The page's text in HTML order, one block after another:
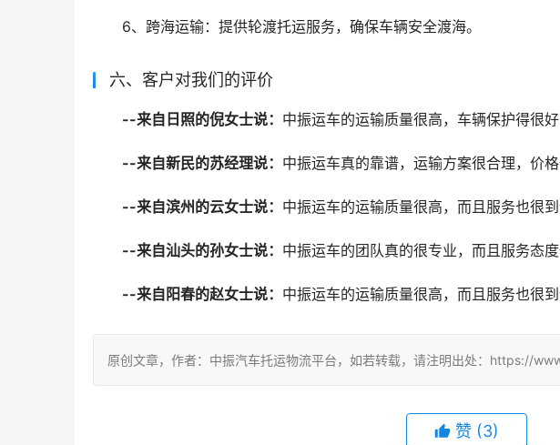
6、跨海运输：提供轮渡托运服务，确保车辆安全渡海。
六、客户对我们的评价
--来自日照的倪女士说： 中振运车的运输质量很高，车辆保护得很好
--来自新民的苏经理说： 中振运车真的靠谱，运输方案很合理，价
--来自滨州的云女士说： 中振运车的运输质量很高，而且服务也很到
--来自汕头的孙女士说： 中振运车的团队真的很专业，而且服务态度
--来自阳春的赵女士说： 中振运车的运输质量很高，而且服务也很到
原创文章，作者：中振汽车托运物流平台，如若转载，请注明出处：https://
赞 (3)